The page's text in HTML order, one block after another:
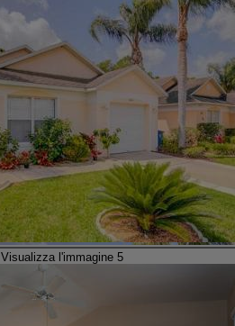
Visualizza l'immagine 5